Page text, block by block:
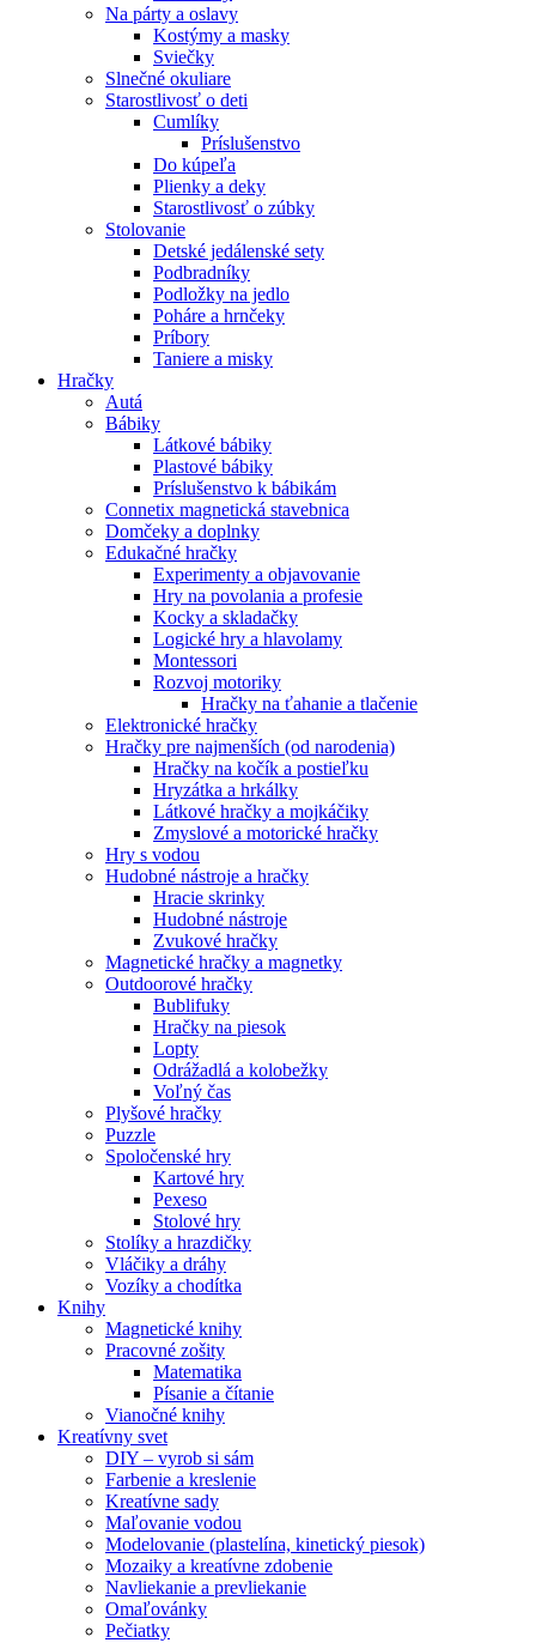
Na párty a oslavy
Kostýmy a masky
Sviečky
Slnečné okuliare
Starostlivosť o deti
Cumlíky
Príslušenstvo
Do kúpeľa
Plienky a deky
Starostlivosť o zúbky
Stolovanie
Detské jedálenské sety
Podbradníky
Podložky na jedlo
Poháre a hrnčeky
Príbory
Taniere a misky
Hračky
Autá
Bábiky
Látkové bábiky
Plastové bábiky
Príslušenstvo k bábikám
Connetix magnetická stavebnica
Domčeky a doplnky
Edukačné hračky
Experimenty a objavovanie
Hry na povolania a profesie
Kocky a skladačky
Logické hry a hlavolamy
Montessori
Rozvoj motoriky
Hračky na ťahanie a tlačenie
Elektronické hračky
Hračky pre najmenších (od narodenia)
Hračky na kočík a postieľku
Hryzátka a hrkálky
Látkové hračky a mojkáčiky
Zmyslové a motorické hračky
Hry s vodou
Hudobné nástroje a hračky
Hracie skrinky
Hudobné nástroje
Zvukové hračky
Magnetické hračky a magnetky
Outdoorové hračky
Bublifuky
Hračky na piesok
Lopty
Odrážadlá a kolobežky
Voľný čas
Plyšové hračky
Puzzle
Spoločenské hry
Kartové hry
Pexeso
Stolové hry
Stolíky a hrazdičky
Vláčiky a dráhy
Vozíky a chodítka
Knihy
Magnetické knihy
Pracovné zošity
Matematika
Písanie a čítanie
Vianočné knihy
Kreatívny svet
DIY – vyrob si sám
Farbenie a kreslenie
Kreatívne sady
Maľovanie vodou
Modelovanie (plastelína, kinetický piesok)
Mozaiky a kreatívne zdobenie
Navliekanie a prevliekanie
Omaľovánky
Pečiatky